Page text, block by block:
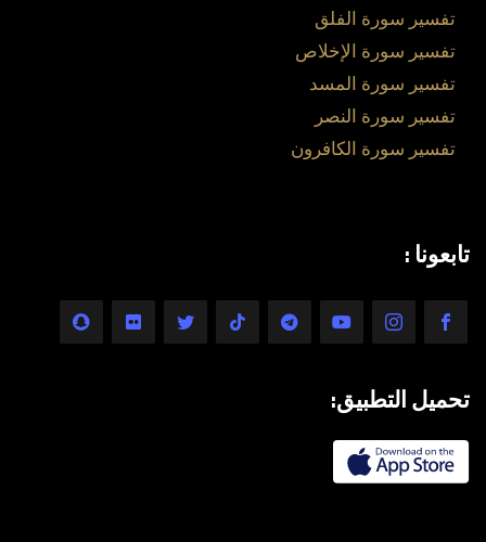
تفسير سورة الفلق
تفسير سورة الإخلاص
تفسير سورة المسد
تفسير سورة النصر
تفسير سورة الكافرون
تابعونا :
تحميل التطبيق: